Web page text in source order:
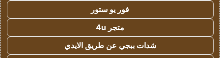
فور يو ستور
متجر 4u
شدات ببجي عن طريق الايدي